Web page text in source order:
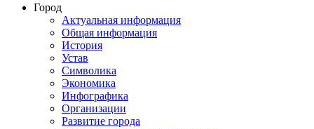
Город
Актуальная информация
Общая информация
История
Устав
Символика
Экономика
Инфографика
Организации
Развитие города